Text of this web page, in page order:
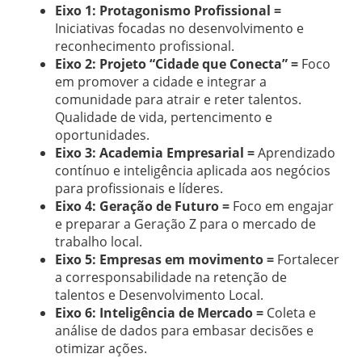
Eixo 1: Protagonismo Profissional =
Iniciativas focadas no desenvolvimento e
reconhecimento profissional.
Eixo 2: Projeto “Cidade que Conecta” = Foco
em promover a cidade e integrar a
comunidade para atrair e reter talentos.
Qualidade de vida, pertencimento e
oportunidades.
Eixo 3: Academia Empresarial =Aprendizado
contínuo e inteligência aplicada aos negócios
para profissionais e líderes.
Eixo 4: Geração de Futuro = Foco em engajar
e preparar a Geração Z para o mercado de
trabalho local.
Eixo 5: Empresas em movimento = Fortalecer
a corresponsabilidade na retenção de
talentos e Desenvolvimento Local.
Eixo 6: Inteligência de Mercado = Coleta e
análise de dados para embasar decisões e
otimizar ações.